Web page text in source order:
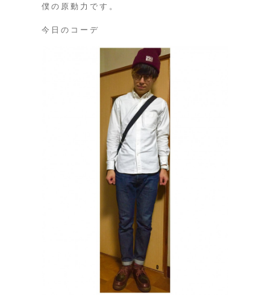
僕の原動力です。
今日のコーデ